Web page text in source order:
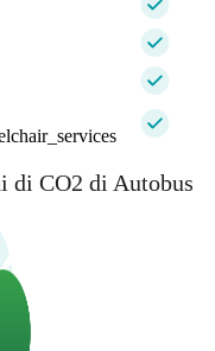
di CO2 di Autobus